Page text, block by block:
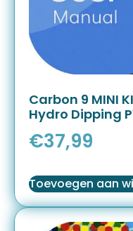
Carbon 9 MINI
Hydro Dipping
€37,99
Toevoegen aan